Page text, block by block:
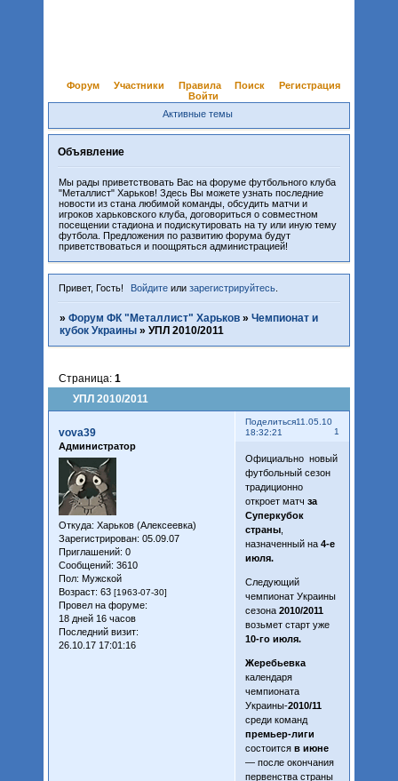
Форум Участники Правила Поиск
Регистрация
Войти
Активные темы
Объявление
Мы рады приветствовать Вас на форуме футбольного клуба
"Металлист" Харьков! Здесь Вы можете узнать последние
новости из стана любимой команды, обсудить матчи и
игроков харьковского клуба, договориться о совместном
посещении стадиона и подискутировать на ту или иную тему
футбола. Предложения по развитию форума будут
приветствоваться и поощряться администрацией!
Привет, Гость! Войдите илизарегистрируйтесь
» Форум ФК "Металлист" Харьков » Чемпионат и
кубок Украины » УПЛ 2010/2011
УПЛ 2010/2011
Страница: 1
Поделиться
1
11.05.10
18:32:21
vova39
Администратор
Откуда: Харьков (Алексеевка)
Зарегистрирован: 05.09.07
Приглашений: 0
Сообщений: 3610
Пол: Мужской
Возраст: 63 [1963-07-30]
Провел на форуме:
18 дней 16 часов
Последний визит:
26.10.17 17:01:16
Официально новый
футбольный сезон
традиционно
откроет матч за
Суперкубок
страны,
назначенный на 4-е
июля.
Следующий
чемпионат Украины
сезона 2010/2011
возьмет старт уже
10-го июля.
Жеребьевка
календаря
чемпионата
Украины-2010/11
среди команд
премьер-лиги
состоится в июне
— после окончания
первенства страны